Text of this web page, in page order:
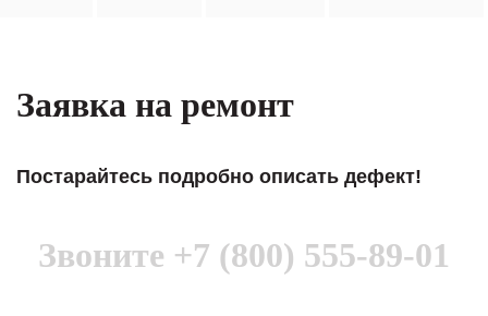
Заявка на ремонт
Постарайтесь подробно описать дефект!
Звоните +7 (800) 555-89-01